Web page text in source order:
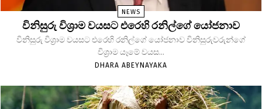
NEWS
විනිසුරු විශ්‍රාම වයසට එරෙහි රනිල්ගේ යෝජනාව
විනිසුරු විශ්‍රාම වයසට එරෙහි රනිල්ගේ යෝජනාව විනිසුරුවරුන්ගේ
විශ්‍රාම යෑමේ වයස...
DHARA ABEYNAYAKA